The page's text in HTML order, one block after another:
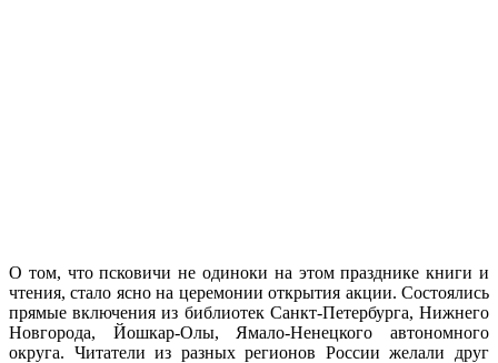
О том, что псковичи не одиноки на этом празднике книги и
чтения, стало ясно на церемонии открытия акции. Состоялись
прямые включения из библиотек Санкт-Петербурга, Нижнего
Новгорода, Йошкар-Олы, Ямало-Ненецкого автономного
округа. Читатели из разных регионов России желали друг